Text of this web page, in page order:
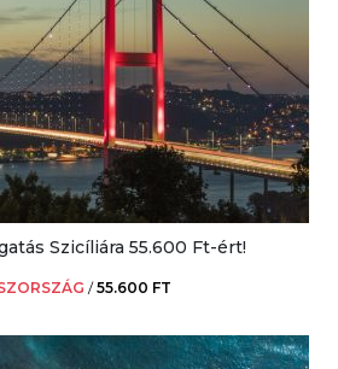
Szicíliára 55.600 Ft-ért!
/55.600 FT